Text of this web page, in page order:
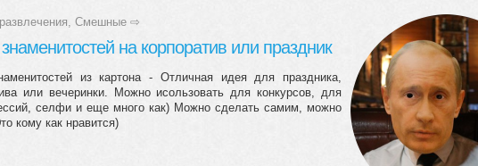
Смешные ⇨
на корпоратив или праздник
из картона - Отличная идея для праздника,
или вечеринки. Можно исользовать для конкурсов, для
селфи и еще много как) Можно сделать самим, можно
кому как нравится)